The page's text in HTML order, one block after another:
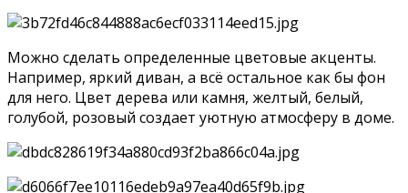
Можно сделать определенные цветовые акценты.
Например, яркий диван, а всё остальное как бы фон
для него. Цвет дерева или камня, желтый, белый,
голубой, розовый создает уютную атмосферу в доме.